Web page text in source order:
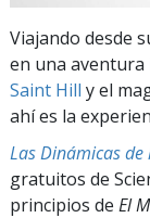
Viajando desde
en una aventura
Saint Hill y el
ahí es la
Las Dinámicas de
gratuitos de
principios de El